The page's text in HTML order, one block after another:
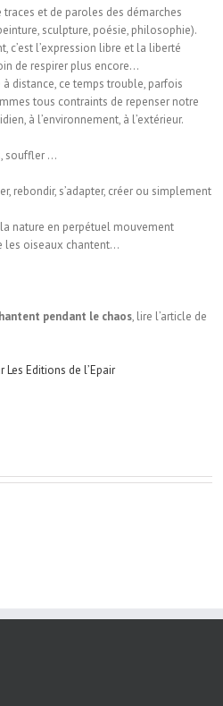
et de paroles des démarches
sculpture, poésie, philosophie).
c’est l’expression libre et la liberté
de respirer plus encore…
distance, ce temps trouble, parfois
tous contraints de repenser notre
à l’environnement, à l’extérieur.
souffler …
rebondir, s’adapter, créer ou simplement
nature en perpétuel mouvement
les oiseaux chantent…
pendant le chaos, lire l’article de
Les Editions de l’Epair